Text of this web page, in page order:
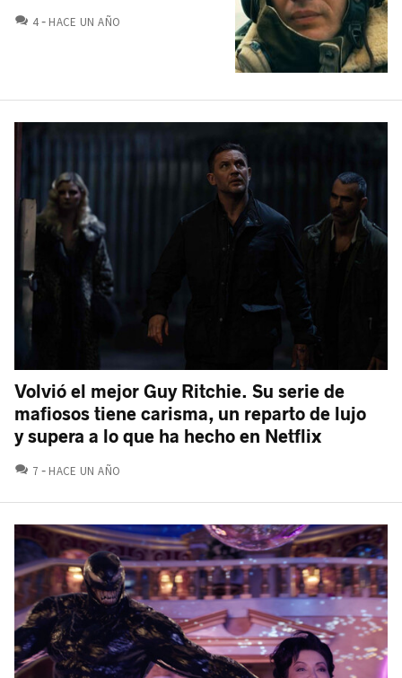
4 COMENTARIOS
HACE UN AÑO
Volvió el mejor Guy Ritchie. Su serie de
mafiosos tiene carisma, un reparto de lujo
y supera a lo que ha hecho en Netflix
7 COMENTARIOS
HACE UN AÑO